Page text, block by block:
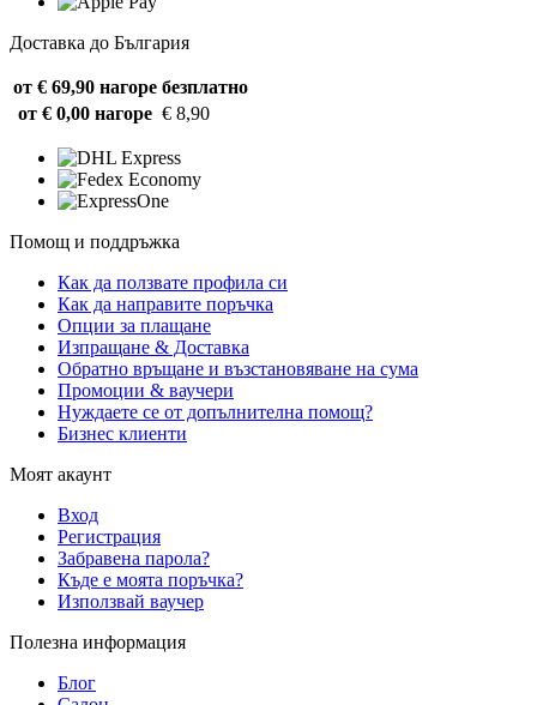
Доставка до България
от € 69,90 нагоре безплатно
от € 0,00 нагоре € 8,90
Помощ и поддръжка
Как да ползвате профила си
Как да направите поръчка
Опции за плащане
Изпращане & Доставка
Обратно връщане и възстановяване на сума
Промоции & ваучери
Нуждаете се от допълнителна помощ?
Бизнес клиенти
Моят акаунт
Вход
Регистрация
Забравена парола?
Къде е моята поръчка?
Използвай ваучер
Полезна информация
Блог